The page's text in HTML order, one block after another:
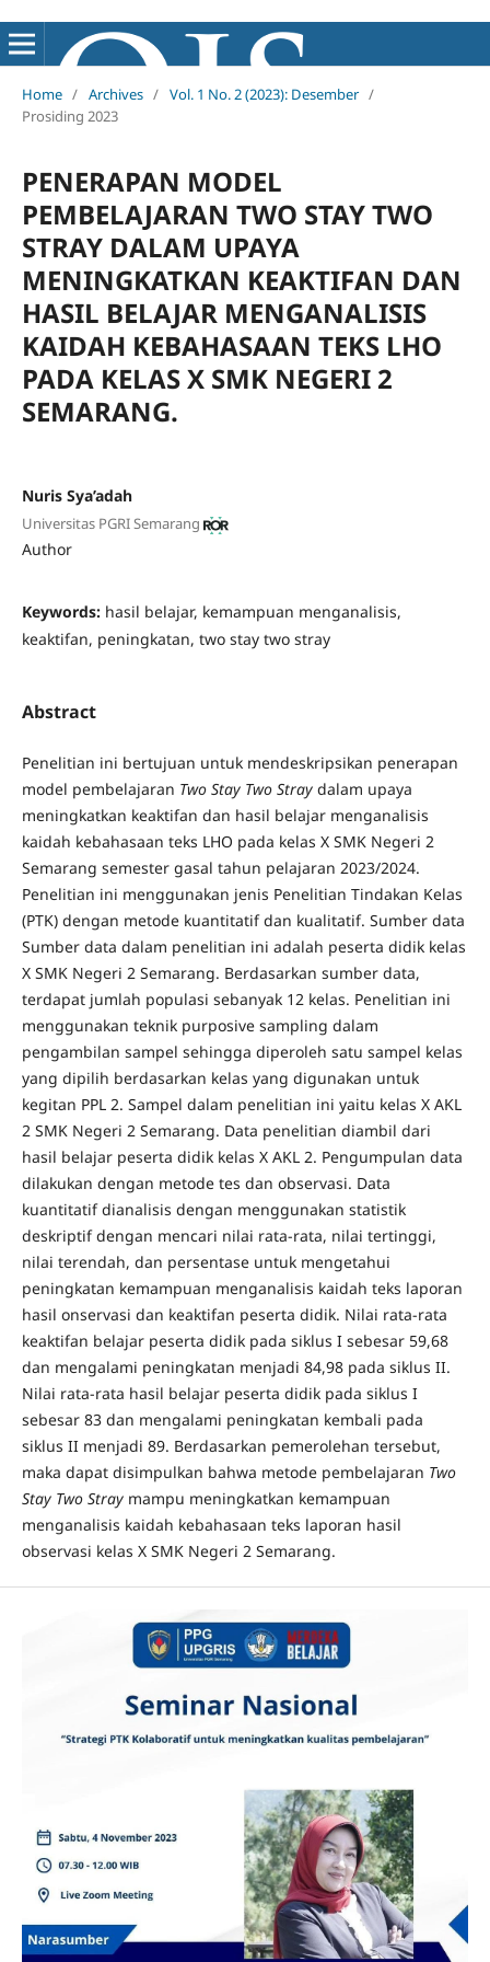
Home / Archives / Vol. 1 No. 2 (2023): Desember /
Prosiding 2023
PENERAPAN MODEL
PEMBELAJARAN TWO STAY TWO
STRAY DALAM UPAYA
MENINGKATKAN KEAKTIFAN DAN
HASIL BELAJAR MENGANALISIS
KAIDAH KEBAHASAAN TEKS LHO
PADA KELAS X SMK NEGERI 2
SEMARANG.
Nuris Sya’adah
Universitas PGRI Semarang
Author
Keywords: hasil belajar, kemampuan menganalisis,
keaktifan, peningkatan, two stay two stray
Abstract
Penelitian ini bertujuan untuk mendeskripsikan penerapan
model pembelajaran Two Stay Two Straydalam upaya
meningkatkan keaktifan dan hasil belajar menganalisis
kaidah kebahasaan teks LHO pada kelas X SMK Negeri 2
Semarang semester gasal tahun pelajaran 2023/2024.
Penelitian ini menggunakan jenis Penelitian Tindakan Kelas
(PTK) dengan metode kuantitatif dan kualitatif. Sumber data
Sumber data dalam penelitian ini adalah peserta didik kelas
X SMK Negeri 2 Semarang. Berdasarkan sumber data,
terdapat jumlah populasi sebanyak 12 kelas. Penelitian ini
menggunakan teknik purposive sampling dalam
pengambilan sampel sehingga diperoleh satu sampel kelas
yang dipilih berdasarkan kelas yang digunakan untuk
kegitan PPL 2. Sampel dalam penelitian ini yaitu kelas X AKL
2 SMK Negeri 2 Semarang. Data penelitian diambil dari
hasil belajar peserta didik kelas X AKL 2. Pengumpulan data
dilakukan dengan metode tes dan observasi. Data
kuantitatif dianalisis dengan menggunakan statistik
deskriptif dengan mencari nilai rata-rata, nilai tertinggi,
nilai terendah, dan persentase untuk mengetahui
peningkatan kemampuan menganalisis kaidah teks laporan
hasil onservasi dan keaktifan peserta didik. Nilai rata-rata
keaktifan belajar peserta didik pada siklus I sebesar 59,68
dan mengalami peningkatan menjadi 84,98 pada siklus II.
Nilai rata-rata hasil belajar peserta didik pada siklus I
sebesar 83 dan mengalami peningkatan kembali pada
siklus II menjadi 89. Berdasarkan pemerolehan tersebut,
maka dapat disimpulkan bahwa metode pembelajaran Two
Stay Two Straymampu meningkatkan kemampuan
menganalisis kaidah kebahasaan teks laporan hasil
observasi kelas X SMK Negeri 2 Semarang.